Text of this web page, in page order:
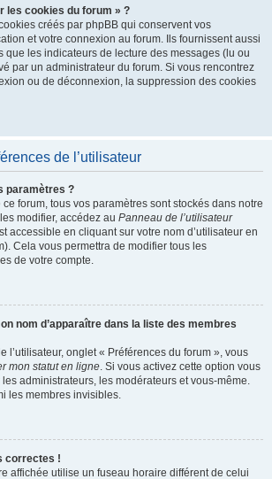
les cookies du forum » ?
créés par phpBB qui conservent vos
et votre connexion au forum. Ils fournissent aussi
que les indicateurs de lecture des messages (lu ou
par un administrateur du forum. Si vous rencontrez
ou de déconnexion, la suppression des cookies
de l’utilisateur
paramètres ?
forum, tous vos paramètres sont stockés dans notre
modifier, accédez au Panneau de l’utilisateur
accessible en cliquant sur votre nom d’utilisateur en
Cela vous permettra de modifier tous les
de votre compte.
nom d’apparaître dans la liste des membres
l’utilisateur, onglet « Préférences du forum », vous
mon statut en ligne. Si vous activez cette option vous
administrateurs, les modérateurs et vous-même.
les membres invisibles.
correctes !
affichée utilise un fuseau horaire différent de celui